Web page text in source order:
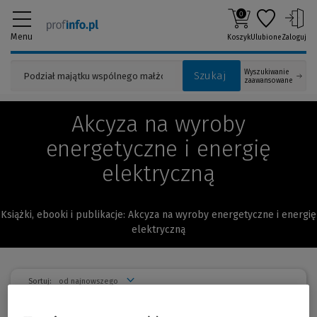
Menu
Szukaj
Wyszukiwanie
zaawansowane
0
KoszykUlubioneZaloguj
Akcyza na wyroby
energetyczne i energię
elektryczną
Książki, ebooki i publikacje: Akcyza na wyroby energetyczne i energię
elektryczną
Sortuj: